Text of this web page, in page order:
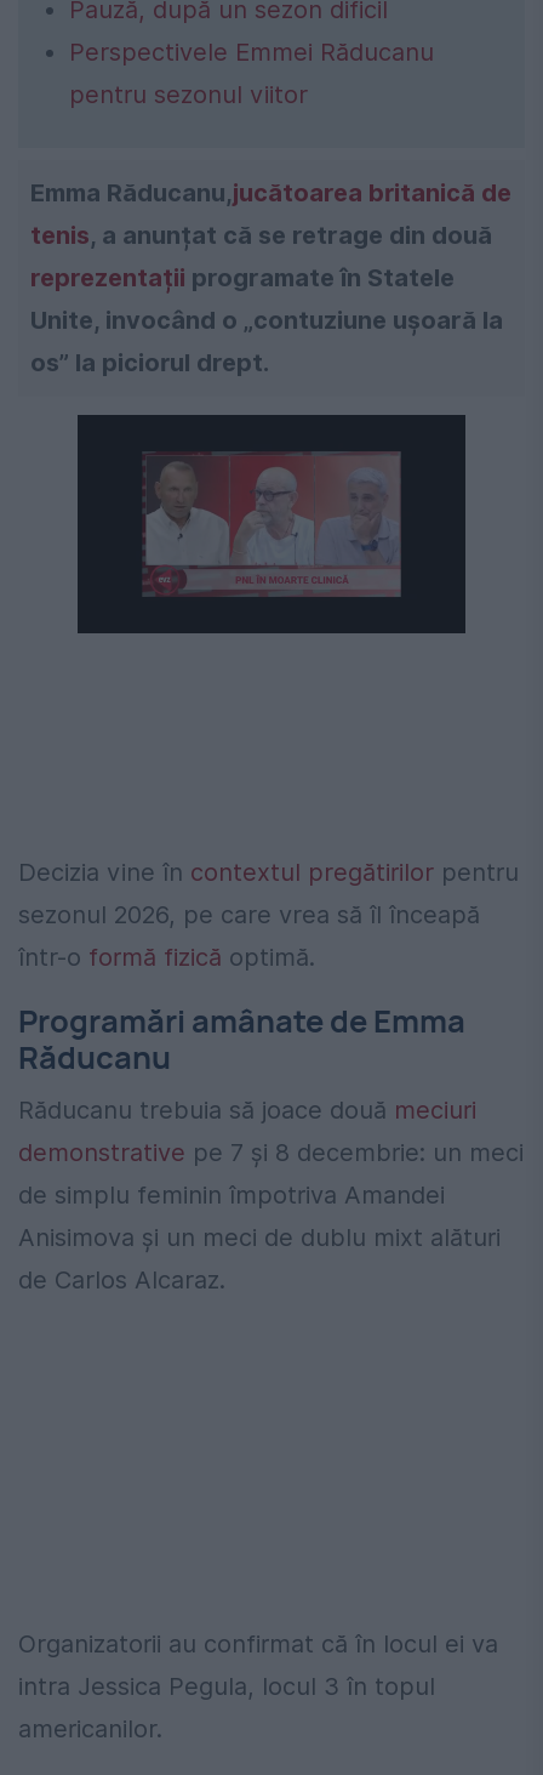
Pauză, după un sezon dificil
Perspectivele Emmei Răducanu
pentru sezonul viitor
Emma Răducanu,jucătoarea britanică de
tenis, a anunțat că se retrage din două
reprezentații programate în Statele
Unite, invocând o „contuziune ușoară la
os” la piciorul drept.
Decizia vine în contextul pregătirilor pentru
sezonul 2026, pe care vrea să îl înceapă
într-o formă fizică optimă.
Programări amânate de Emma
Răducanu
Răducanu trebuia să joace două meciuri
demonstrative pe 7 și 8 decembrie: un meci
de simplu feminin împotriva Amandei
Anisimova și un meci de dublu mixt alături
de Carlos Alcaraz.
Organizatorii au confirmat că în locul ei va
intra Jessica Pegula, locul 3 în topul
americanilor.